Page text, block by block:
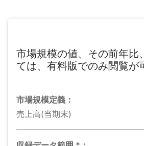
市場規模の値、その前年比
ては、有料版でのみ閲覧が
市場規模定義：
売上高(当期末)